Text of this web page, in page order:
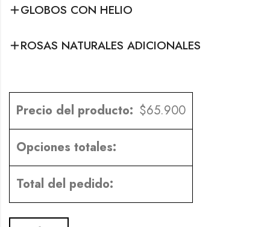
GLOBOS CON HELIO
ROSAS NATURALES ADICIONALES
Precio del producto: $65.900
Opciones totales:
Total del pedido: